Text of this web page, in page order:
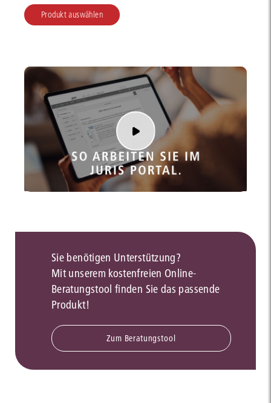
Produkt auswählen
Sie benötigen Unterstützung?
Mit unserem kostenfreien Online-
Beratungstool finden Sie das passende
Produkt!
Zum Beratungstool